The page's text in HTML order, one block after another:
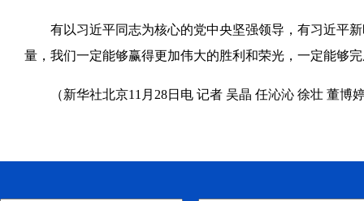
有以习近平同志为核心的党中央坚强领导，有习近平新
量，我们一定能够赢得更加伟大的胜利和荣光，一定能够
（新华社北京11月28日电 记者 吴晶 任沁沁 徐壮 董博